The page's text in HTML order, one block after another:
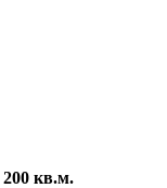
200 кв.м.